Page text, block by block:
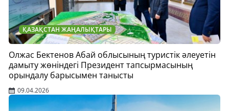
ҚАЗАҚСТАН ЖАҢАЛЫҚТАРЫ
Олжас Бектенов Абай облысының туристік әлеуетін
дамыту жөніндегі Президент тапсырмасының
орындалу барысымен танысты
09.04.2026